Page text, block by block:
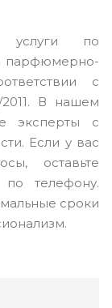
услуги по
парфюмерно-
с
В нашем
эксперты с
Если у вас
оставьте
телефону.
сроки